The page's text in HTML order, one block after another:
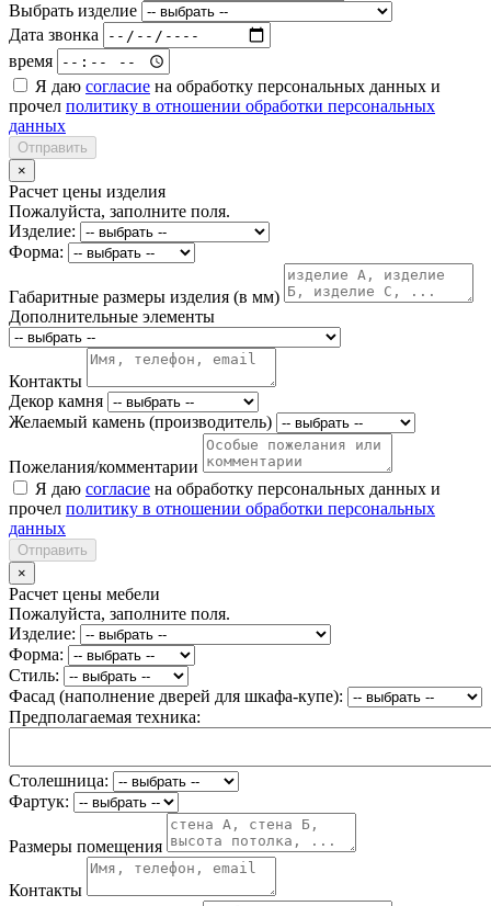
Выбрать изделие
Дата звонка
время
Я даю согласие на обработку персональных данных и
прочел политику в отношении обработки персональных
данных
Отправить
×
Расчет цены изделия
Пожалуйста, заполните поля.
Изделие:
Форма:
Габаритные размеры изделия (в мм)
Дополнительные элементы
Контакты
Декор камня
Желаемый камень (производитель)
Пожелания/комментарии
Я даю согласие на обработку персональных данных и
прочел политику в отношении обработки персональных
данных
Отправить
×
Расчет цены мебели
Пожалуйста, заполните поля.
Изделие:
Форма:
Стиль:
Фасад (наполнение дверей для шкафа-купе):
Предполагаемая техника:
Столешница:
Фартук:
Размеры помещения
Контакты